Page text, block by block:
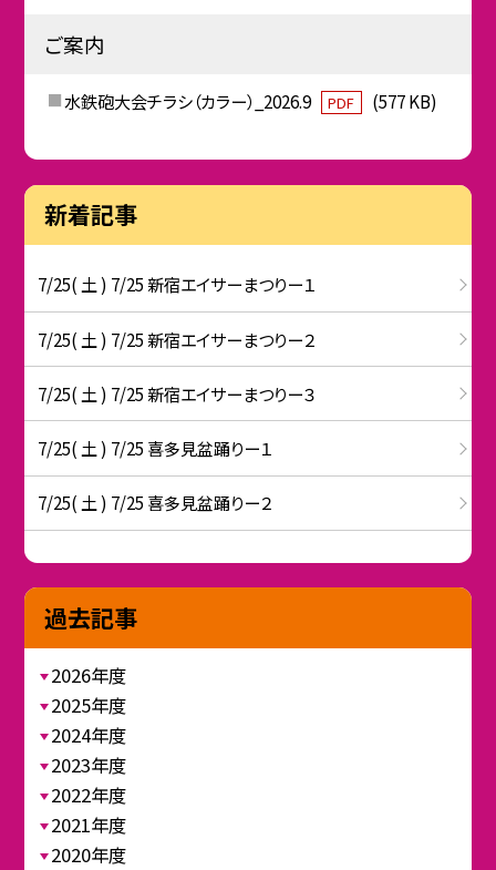
ご案内
水鉄砲大会チラシ（カラー）_2026.9 PDF (577 KB)
新着記事
7/25( 土 ) 7/25 新宿エイサーまつりー１
7/25( 土 ) 7/25 新宿エイサーまつりー２
7/25( 土 ) 7/25 新宿エイサーまつりー３
7/25( 土 ) 7/25 喜多見盆踊りー１
7/25( 土 ) 7/25 喜多見盆踊りー２
過去記事
2026年度
2025年度
2024年度
2023年度
2022年度
2021年度
2020年度